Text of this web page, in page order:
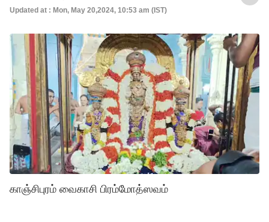
Updated at : Mon, May 20,2024, 10:53 am (IST)
காஞ்சிபுரம் வைகாசி பிரம்மோத்ஸவம்